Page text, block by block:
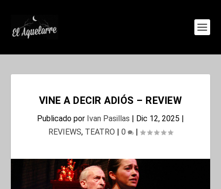
VINE A DECIR ADIÓS – REVIEW
Publicado por Ivan Pasillas | Dic 12, 2025 |
REVIEWS, TEATRO | 0 |